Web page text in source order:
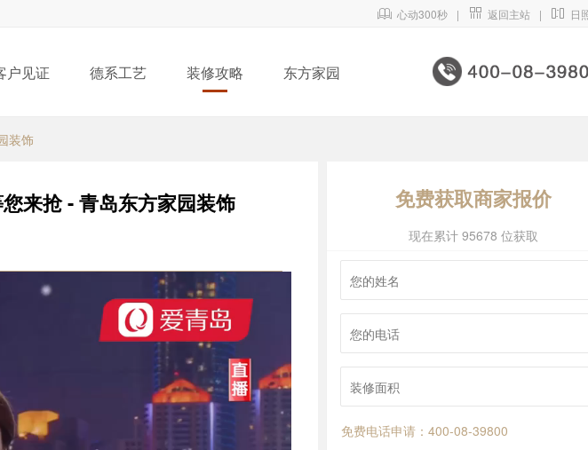
 心动300秒 |  返回主站 |  日
户见证 德系工艺 装修攻略 东方家园
装饰
来抢 - 青岛东方家园装饰 免费获取商家报价
现在累计 95678 位获取
免费电话申请：400-08-39800